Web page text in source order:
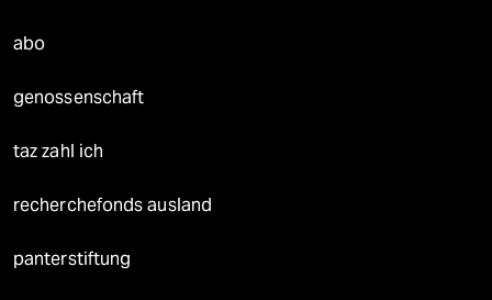
abo
genossenschaft
taz zahl ich
recherchefonds ausland
panterstiftung